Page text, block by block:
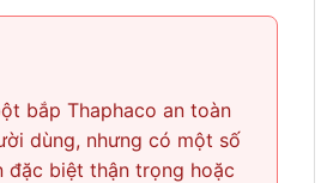
bắp Thaphaco an toàn
dùng, nhưng có một số
đặc biệt thận trọng hoặc